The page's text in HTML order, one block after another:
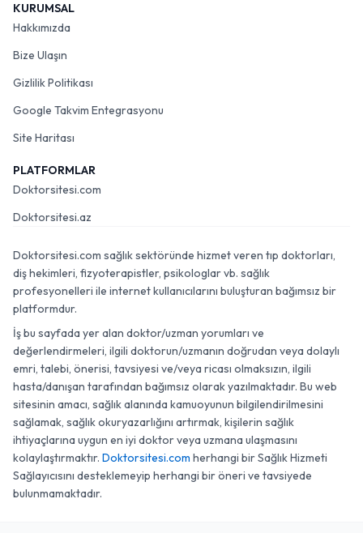
KURUMSAL
Hakkımızda
Bize Ulaşın
Gizlilik Politikası
Google Takvim Entegrasyonu
Site Haritası
PLATFORMLAR
Doktorsitesi.com
Doktorsitesi.az
Doktorsitesi.com sağlık sektöründe hizmet veren tıp doktorları,
diş hekimleri, fizyoterapistler, psikologlar vb. sağlık
profesyonelleri ile internet kullanıcılarını buluşturan bağımsız bir
platformdur.
İş bu sayfada yer alan doktor/uzman yorumları ve
değerlendirmeleri, ilgili doktorun/uzmanın doğrudan veya dolaylı
emri, talebi, önerisi, tavsiyesi ve/veya ricası olmaksızın, ilgili
hasta/danışan tarafından bağımsız olarak yazılmaktadır. Bu web
sitesinin amacı, sağlık alanında kamuoyunun bilgilendirilmesini
sağlamak, sağlık okuryazarlığını artırmak, kişilerin sağlık
ihtiyaçlarına uygun en iyi doktor veya uzmana ulaşmasını
kolaylaştırmaktır. Doktorsitesi.com herhangi bir Sağlık Hizmeti
Sağlayıcısını desteklemeyip herhangi bir öneri ve tavsiyede
bulunmamaktadır.